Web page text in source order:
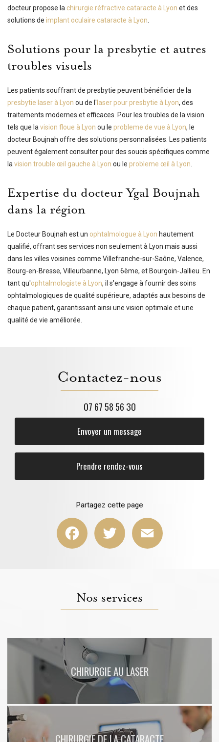
docteur propose la chirurgie réfractive cataracte à Lyon et des
solutions de implant oculaire cataracte à Lyon
Solutions pour la presbytie et autres
troubles visuels
Les patients souffrant de presbytie peuvent bénéficier de la
presbytie laser à Lyon ou de l' laser pour presbytie à Lyon, des
traitements modernes et efficaces. Pour les troubles de la vision
tels que la vision floue à Lyon ou le probleme de vue à Lyon, le
docteur Boujnah offre des solutions personnalisées. Les patients
peuvent également consulter pour des soucis spécifiques comme
la vision trouble œil gauche à Lyon ou le probleme œil à Lyon
Expertise du docteur Ygal Boujnah
dans la région
Le Docteur Boujnah est un ophtalmologue à Lyon hautement
qualifié, offrant ses services non seulement à Lyon mais aussi
dans les villes voisines comme Villefranche-sur-Saône, Valence,
Bourg-en-Bresse, Villeurbanne, Lyon 6ème, et Bourgoin-Jallieu. En
tant qu'ophtalmologiste à Lyon, il s'engage à fournir des soins
ophtalmologiques de qualité supérieure, adaptés aux besoins de
chaque patient, garantissant ainsi une vision optimale et une
qualité de vie améliorée.
Contactez-nous
07 67 58 56 30
Envoyer un message
Prendre rendez-vous
Partagez cette page
Facebook Twitter
Nos services
CHIRURGIE AU LASER